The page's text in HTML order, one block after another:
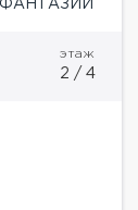
этаж
2 / 4